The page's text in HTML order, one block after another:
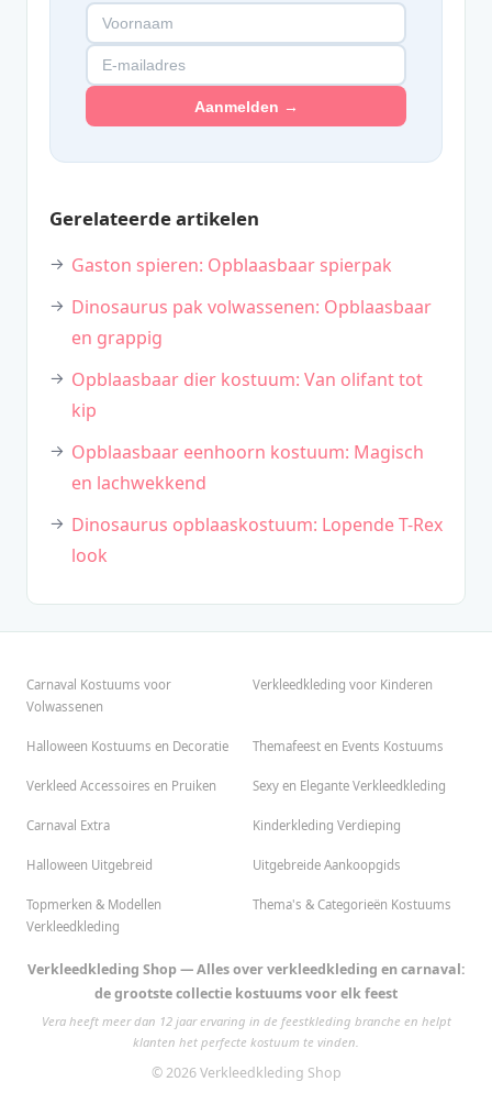
Aanmelden →
Gerelateerde artikelen
Gaston spieren: Opblaasbaar spierpak
Dinosaurus pak volwassenen: Opblaasbaar
en grappig
Opblaasbaar dier kostuum: Van olifant tot
kip
Opblaasbaar eenhoorn kostuum: Magisch
en lachwekkend
Dinosaurus opblaaskostuum: Lopende T-Rex
look
Carnaval Kostuums voor
Volwassenen
Verkleedkleding voor Kinderen
Halloween Kostuums en Decoratie Themafeest en Events Kostuums
Verkleed Accessoires en Pruiken Sexy en Elegante Verkleedkleding
Carnaval Extra Kinderkleding Verdieping
Halloween Uitgebreid Uitgebreide Aankoopgids
Topmerken & Modellen
Verkleedkleding
Thema's & Categorieën Kostuums
Verkleedkleding Shop — Alles over verkleedkleding en carnaval:
de grootste collectie kostuums voor elk feest
Vera heeft meer dan 12 jaar ervaring in de feestkleding branche en helpt
klanten het perfecte kostuum te vinden.
© 2026 Verkleedkleding Shop